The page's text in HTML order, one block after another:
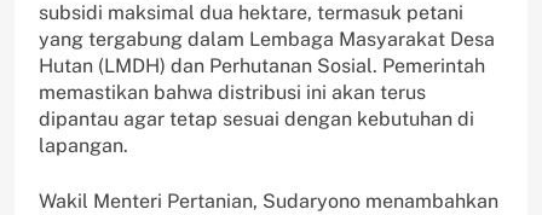
subsidi maksimal dua hektare, termasuk petani
yang tergabung dalam Lembaga Masyarakat Desa
Hutan (LMDH) dan Perhutanan Sosial. Pemerintah
memastikan bahwa distribusi ini akan terus
dipantau agar tetap sesuai dengan kebutuhan di
lapangan.
Wakil Menteri Pertanian, Sudaryono menambahkan